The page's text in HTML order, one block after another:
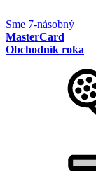
Sme 7-násobný
MasterCard
Obchodník roka